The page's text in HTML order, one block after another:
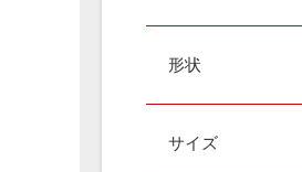
形状
サイズ